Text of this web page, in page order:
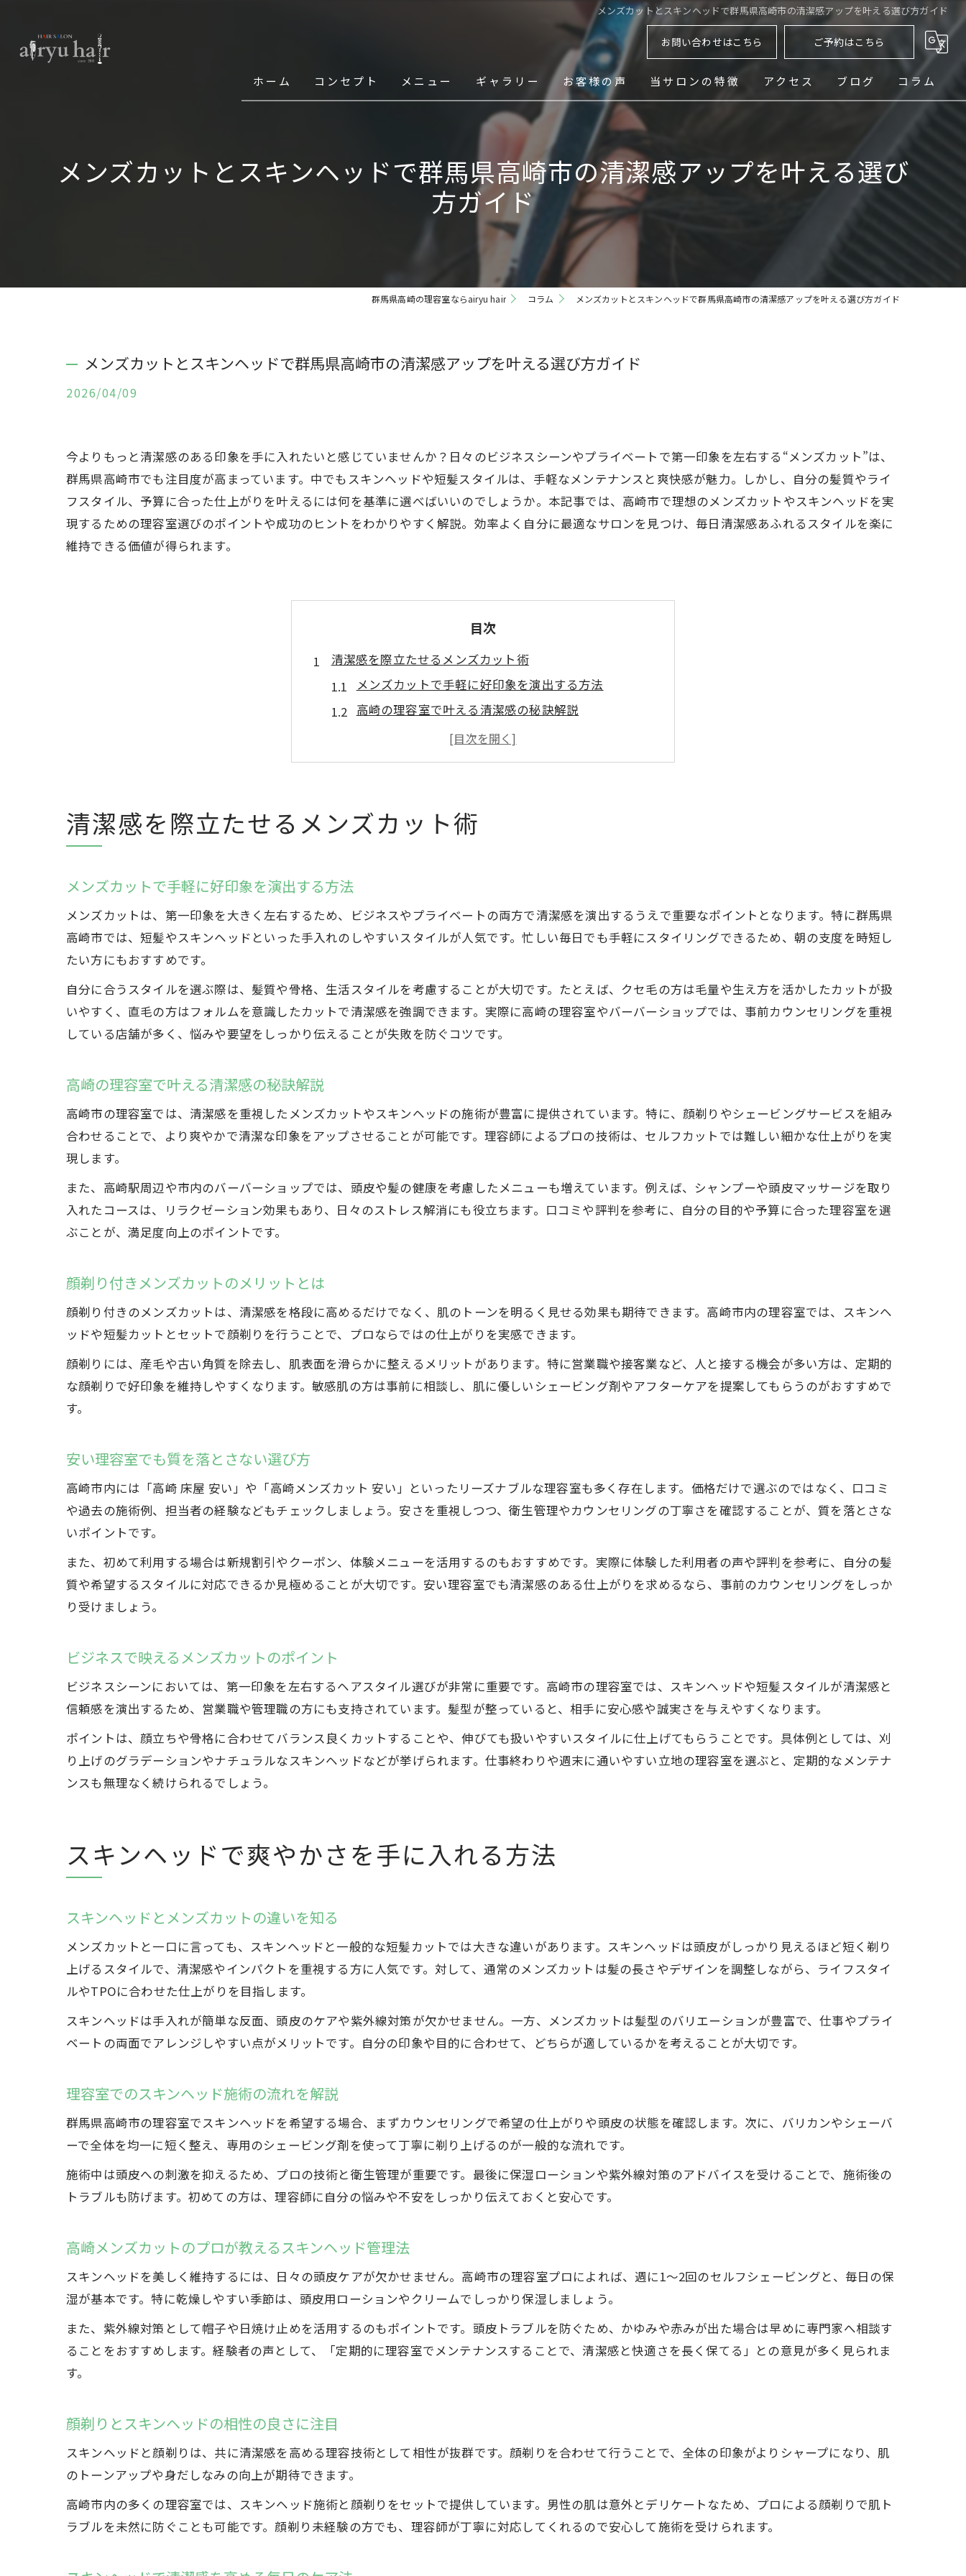
メンズカットとスキンヘッドで群馬県高崎市の清潔感アップを叶える選び方ガイド
お問い合わせはこちら ご予約はこちら
ホーム コンセプト メニュー ギャラリー お客様の声 当サロンの特徴
シェービング
アクセス ブログ コラム
メンズカットとスキンヘッドで群馬県高崎市の清潔感アップを叶える選び
方ガイド
群馬県高崎の理容室ならairyu hair コラム メンズカットとスキンヘッドで群馬県高崎市の清潔感アップを叶える選び方ガイド
メンズカットとスキンヘッドで群馬県高崎市の清潔感アップを叶える選び方ガイド
2026/04/09
今よりもっと清潔感のある印象を手に入れたいと感じていませんか？日々のビジネスシーンやプライベートで第一印象を左右する“メンズカット”は、
群馬県高崎市でも注目度が高まっています。中でもスキンヘッドや短髪スタイルは、手軽なメンテナンスと爽快感が魅力。しかし、自分の髪質やライ
フスタイル、予算に合った仕上がりを叶えるには何を基準に選べばいいのでしょうか。本記事では、高崎市で理想のメンズカットやスキンヘッドを実
現するための理容室選びのポイントや成功のヒントをわかりやすく解説。効率よく自分に最適なサロンを見つけ、毎日清潔感あふれるスタイルを楽に
維持できる価値が得られます。
目次
清潔感を際立たせるメンズカット術
メンズカットで手軽に好印象を演出する方法
高崎の理容室で叶える清潔感の秘訣解説
顔剃り付きメンズカットのメリットとは
安い理容室でも質を落とさない選び方
スキンヘッドで爽やかさを手に入れる方法
スキンヘッドとメンズカットの違いを知る
顔剃りとスキンヘッドの相性の良さに注目
スキンヘッドで清潔感を高める毎日のケア法
高崎の理容室で選ぶ理想のメンズカット法
希望の短髪スタイルを叶える相談のコツ
安いメンズカットでも納得の仕上がりを得る
髪質に合うメンズカットの選び方を解説
髪質別に最適なメンズカットのポイント
高崎理容室で相談できる髪質カウンセリング法
安いメンズカット店でも髪質重視の選び方
メンズカットと組み合わせた楽々スタイリング術
高崎のバーバーショップで叶う簡単維持の秘密
顔剃りで清潔感を保つスキンヘッドの工夫
スキンヘッド初心者が知るべきケア方法
顔剃りサービスを活かした清潔感アップ術
バーバーショップ選びで失敗しないポイント
清潔感を際立たせるメンズカット術
メンズカットで手軽に好印象を演出する方法
メンズカットは、第一印象を大きく左右するため、ビジネスやプライベートの両方で清潔感を演出するうえで重要なポイントとなります。特に群馬県
高崎市では、短髪やスキンヘッドといった手入れのしやすいスタイルが人気です。忙しい毎日でも手軽にスタイリングできるため、朝の支度を時短し
たい方にもおすすめです。
自分に合うスタイルを選ぶ際は、髪質や骨格、生活スタイルを考慮することが大切です。たとえば、クセ毛の方は毛量や生え方を活かしたカットが扱
いやすく、直毛の方はフォルムを意識したカットで清潔感を強調できます。実際に高崎の理容室やバーバーショップでは、事前カウンセリングを重視
している店舗が多く、悩みや要望をしっかり伝えることが失敗を防ぐコツです。
高崎の理容室で叶える清潔感の秘訣解説
高崎市の理容室では、清潔感を重視したメンズカットやスキンヘッドの施術が豊富に提供されています。特に、顔剃りやシェービングサービスを組み
合わせることで、より爽やかで清潔な印象をアップさせることが可能です。理容師によるプロの技術は、セルフカットでは難しい細かな仕上がりを実
現します。
また、高崎駅周辺や市内のバーバーショップでは、頭皮や髪の健康を考慮したメニューも増えています。例えば、シャンプーや頭皮マッサージを取り
入れたコースは、リラクゼーション効果もあり、日々のストレス解消にも役立ちます。口コミや評判を参考に、自分の目的や予算に合った理容室を選
ぶことが、満足度向上のポイントです。
顔剃り付きメンズカットのメリットとは
顔剃り付きのメンズカットは、清潔感を格段に高めるだけでなく、肌のトーンを明るく見せる効果も期待できます。高崎市内の理容室では、スキンヘ
ッドや短髪カットとセットで顔剃りを行うことで、プロならではの仕上がりを実感できます。
顔剃りには、産毛や古い角質を除去し、肌表面を滑らかに整えるメリットがあります。特に営業職や接客業など、人と接する機会が多い方は、定期的
な顔剃りで好印象を維持しやすくなります。敏感肌の方は事前に相談し、肌に優しいシェービング剤やアフターケアを提案してもらうのがおすすめで
す。
安い理容室でも質を落とさない選び方
高崎市内には「高崎 床屋 安い」や「高崎メンズカット 安い」といったリーズナブルな理容室も多く存在します。価格だけで選ぶのではなく、口コミ
や過去の施術例、担当者の経験などもチェックしましょう。安さを重視しつつ、衛生管理やカウンセリングの丁寧さを確認することが、質を落とさな
いポイントです。
また、初めて利用する場合は新規割引やクーポン、体験メニューを活用するのもおすすめです。実際に体験した利用者の声や評判を参考に、自分の髪
質や希望するスタイルに対応できるか見極めることが大切です。安い理容室でも清潔感のある仕上がりを求めるなら、事前のカウンセリングをしっか
り受けましょう。
ビジネスで映えるメンズカットのポイント
ビジネスシーンにおいては、第一印象を左右するヘアスタイル選びが非常に重要です。高崎市の理容室では、スキンヘッドや短髪スタイルが清潔感と
信頼感を演出するため、営業職や管理職の方にも支持されています。髪型が整っていると、相手に安心感や誠実さを与えやすくなります。
ポイントは、顔立ちや骨格に合わせてバランス良くカットすることや、伸びても扱いやすいスタイルに仕上げてもらうことです。具体例としては、刈
り上げのグラデーションやナチュラルなスキンヘッドなどが挙げられます。仕事終わりや週末に通いやすい立地の理容室を選ぶと、定期的なメンテナ
ンスも無理なく続けられるでしょう。
スキンヘッドで爽やかさを手に入れる方法
スキンヘッドとメンズカットの違いを知る
メンズカットと一口に言っても、スキンヘッドと一般的な短髪カットでは大きな違いがあります。スキンヘッドは頭皮がしっかり見えるほど短く剃り
上げるスタイルで、清潔感やインパクトを重視する方に人気です。対して、通常のメンズカットは髪の長さやデザインを調整しながら、ライフスタイ
ルやTPOに合わせた仕上がりを目指します。
スキンヘッドは手入れが簡単な反面、頭皮のケアや紫外線対策が欠かせません。一方、メンズカットは髪型のバリエーションが豊富で、仕事やプライ
ベートの両面でアレンジしやすい点がメリットです。自分の印象や目的に合わせて、どちらが適しているかを考えることが大切です。
理容室でのスキンヘッド施術の流れを解説
群馬県高崎市の理容室でスキンヘッドを希望する場合、まずカウンセリングで希望の仕上がりや頭皮の状態を確認します。次に、バリカンやシェーバ
ーで全体を均一に短く整え、専用のシェービング剤を使って丁寧に剃り上げるのが一般的な流れです。
施術中は頭皮への刺激を抑えるため、プロの技術と衛生管理が重要です。最後に保湿ローションや紫外線対策のアドバイスを受けることで、施術後の
トラブルも防げます。初めての方は、理容師に自分の悩みや不安をしっかり伝えておくと安心です。
高崎メンズカットのプロが教えるスキンヘッド管理法
スキンヘッドを美しく維持するには、日々の頭皮ケアが欠かせません。高崎市の理容室プロによれば、週に1～2回のセルフシェービングと、毎日の保
湿が基本です。特に乾燥しやすい季節は、頭皮用ローションやクリームでしっかり保湿しましょう。
また、紫外線対策として帽子や日焼け止めを活用するのもポイントです。頭皮トラブルを防ぐため、かゆみや赤みが出た場合は早めに専門家へ相談す
ることをおすすめします。経験者の声として、「定期的に理容室でメンテナンスすることで、清潔感と快適さを長く保てる」との意見が多く見られま
す。
顔剃りとスキンヘッドの相性の良さに注目
スキンヘッドと顔剃りは、共に清潔感を高める理容技術として相性が抜群です。顔剃りを合わせて行うことで、全体の印象がよりシャープになり、肌
のトーンアップや身だしなみの向上が期待できます。
高崎市内の多くの理容室では、スキンヘッド施術と顔剃りをセットで提供しています。男性の肌は意外とデリケートなため、プロによる顔剃りで肌ト
ラブルを未然に防ぐことも可能です。顔剃り未経験の方でも、理容師が丁寧に対応してくれるので安心して施術を受けられます。